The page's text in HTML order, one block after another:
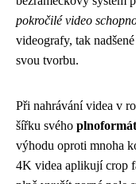
pokročilé video
videografy, tak
svou tvorbu.
Při nahrávání videa v
šířku svého
výhodu oproti mnoha
4K videa aplikují crop